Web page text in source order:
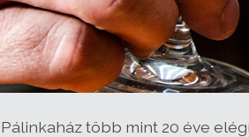
Pálinkaház több mint 20 éve